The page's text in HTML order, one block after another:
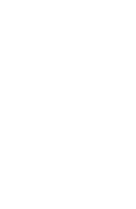
ročník
her